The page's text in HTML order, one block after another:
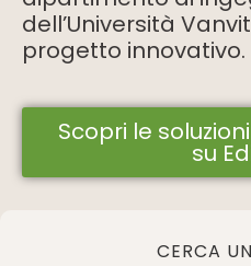
dell’Università
progetto innovativo.
Scopri le
su
CERCA